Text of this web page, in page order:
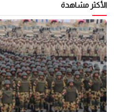
الأكثر مشاهدة